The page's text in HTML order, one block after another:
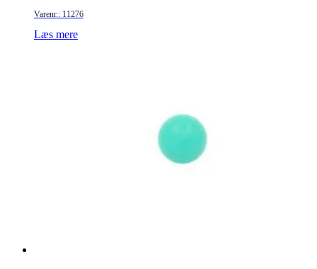
Varenr.: 11276
Læs mere